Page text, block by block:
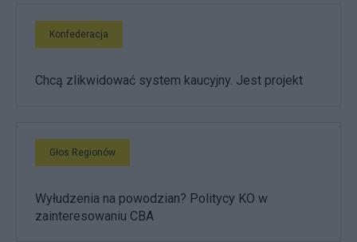
Konfederacja
Chcą zlikwidować system kaucyjny. Jest projekt
Głos Regionów
Wyłudzenia na powodzian? Politycy KO w
zainteresowaniu CBA